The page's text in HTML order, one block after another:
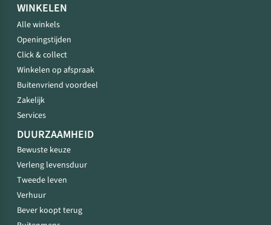
WINKELEN
Alle winkels
Openingstijden
Click & collect
Winkelen op afspraak
Buitenvriend voordeel
Zakelijk
Services
DUURZAAMHEID
Bewuste keuze
Verleng levensduur
Tweede leven
Verhuur
Bever koopt terug